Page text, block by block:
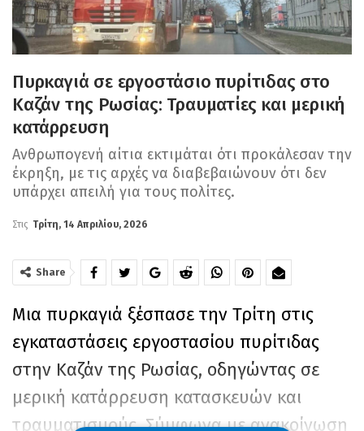
Πυρκαγιά σε εργοστάσιο πυρίτιδας στο
Καζάν της Ρωσίας: Τραυματίες και μερική
κατάρρευση
Ανθρωπογενή αίτια εκτιμάται ότι προκάλεσαν την
έκρηξη, με τις αρχές να διαβεβαιώνουν ότι δεν
υπάρχει απειλή για τους πολίτες.
Στις Τρίτη, 14 Απριλίου, 2026
Share
Μια πυρκαγιά ξέσπασε την Τρίτη στις
εγκαταστάσεις εργοστασίου πυρίτιδας
στην Καζάν της Ρωσίας, οδηγώντας σε
μερική κατάρρευση κατασκευών και
τραυματισμούς. Σύμφωνα με ανακοίνωση